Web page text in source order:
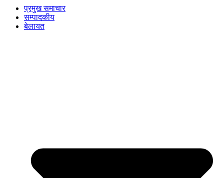
प्रमुख समाचार
सम्पादकीय
बेलायत